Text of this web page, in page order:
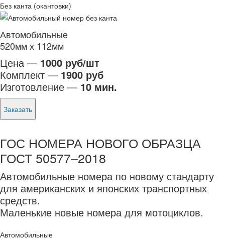
Без канта (окантовки)
Автомобильные
520мм х 112мм
Цена — 1000 руб/шт
Комплект — 1900 руб
Изготовление — 10 мин.
Заказать
ГОС НОМЕРА НОВОГО ОБРАЗЦА
ГОСТ 50577–2018
Автомобильные номера по новому стандарту
для американских и японских транспортных
средств.
Маленькие новые номера для мотоциклов.
Автомобильные